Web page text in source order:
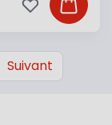
Ajouter
Ajouter à ma
Suivant